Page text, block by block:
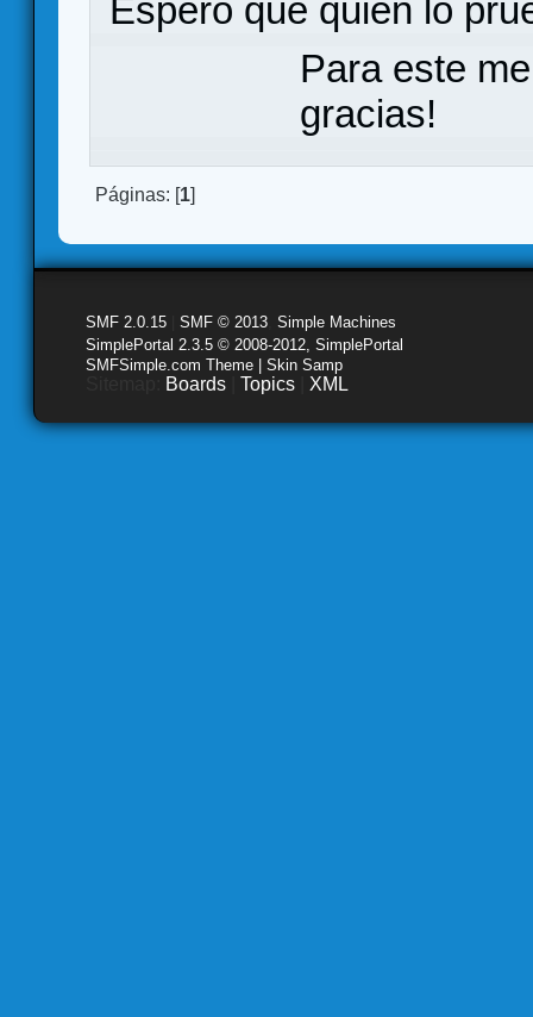
Espero que quien lo
Para este
gracias!
Páginas: [1]
SMF 2.0.15 SMF © 2013 Simple Machines
SimplePortal 2.3.5 © 2008-2012, SimplePortal
SMFSimple.com Theme | Skin Samp
Boards Topics XML